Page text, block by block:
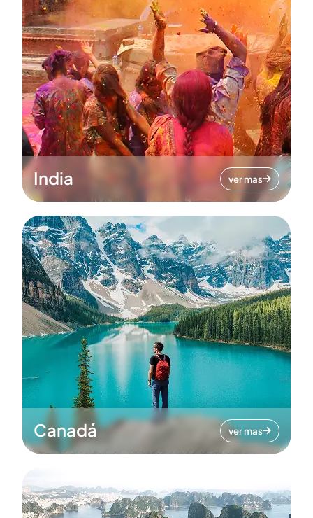
India ver mas
Canadá ver mas